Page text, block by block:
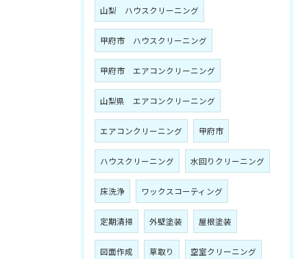
山梨 ハウスクリーニング
甲府市 ハウスクリーニング
甲府市 エアコンクリーニング
山梨県 エアコンクリーニング
エアコンクリーニング 甲府市
ハウスクリーニング 水回りクリーニング
床洗浄 ワックスコーティング
定期清掃 外壁塗装 屋根塗装
図面作成 草取り 空室クリーニング